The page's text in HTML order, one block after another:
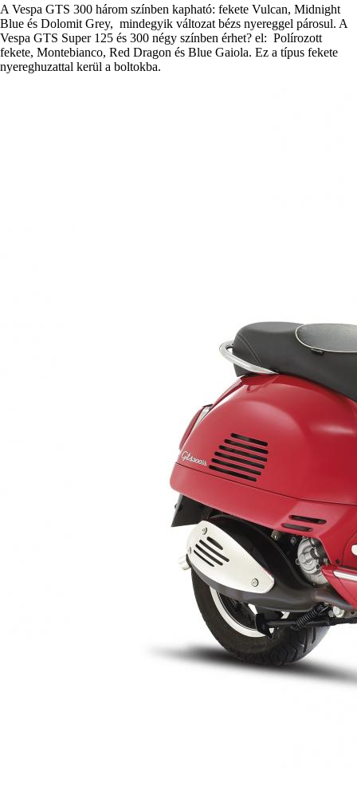
A Vespa GTS 300 három színben kapható: fekete Vulcan, Midnight
Blue és Dolomit Grey, mindegyik változat bézs nyereggel párosul. A
Vespa GTS Super 125 és 300 négy színben érhet? el: Polírozott
fekete, Montebianco, Red Dragon és Blue Gaiola. Ez a típus fekete
nyereghuzattal kerül a boltokba.